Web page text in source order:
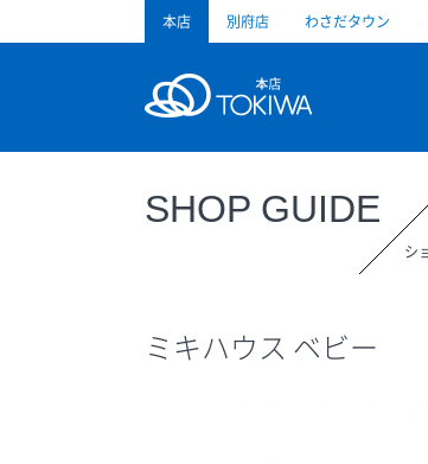
本店 別府店 わさだタウン
SHOP GUIDE
シ
ミキハウス ベビー